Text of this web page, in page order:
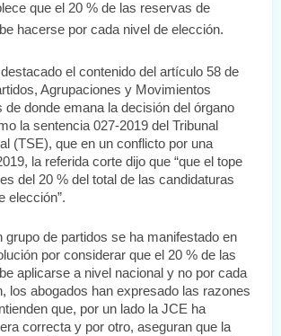
que el 20 % de las reservas de
hacerse por cada nivel de elección.
el contenido del artículo 58 de
Agrupaciones y Movimientos
de donde emana la decisión del órgano
la sentencia 027-2019 del Tribunal
(TSE), que en un conflicto por una
la referida corte dijo que “que el tope
del 20 % del total de las candidaturas
elección”.
grupo de partidos se ha manifestado en
por considerar que el 20 % de las
aplicarse a nivel nacional y no por cada
los abogados han expresado las razones
que, por un lado la JCE ha
correcta y por otro, aseguran que la